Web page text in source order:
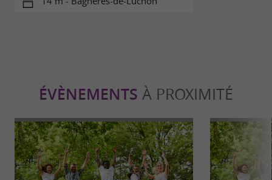
ÉVÈNEMENTS À PROXIMITÉ